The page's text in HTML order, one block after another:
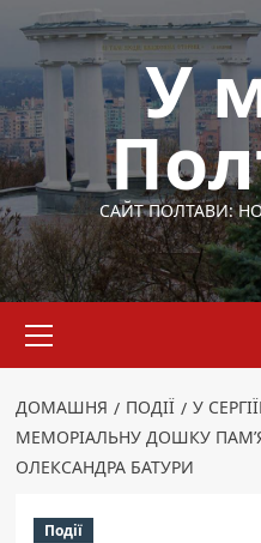
Перейти
вмісту
У
САЙТ ПОЛТАВИ:
меню
ДОМАШНЯ ПОДІЇ
У
МЕМОРІАЛЬНУ ДОШКУ
ОЛЕКСАНДРА БАТУРИ
Події